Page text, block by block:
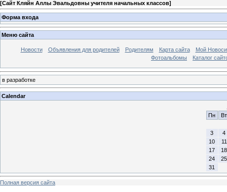
[Сайт Кляйн Аллы Эвальдовны учителя начальных классов]
Форма входа
Меню сайта
Новости Объявления для родителей Родителям Карта сайта
Мой
Фотоальбомы
Каталог
в разработке
Calendar
Пн
Вт
3
4
10
11
17
18
24
25
31
Полная версия сайта